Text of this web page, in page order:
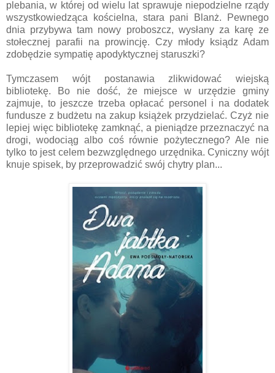
plebania, w której od wielu lat sprawuje niepodzielne rządy
wszystkowiedząca kościelna, stara pani Blanż. Pewnego
dnia przybywa tam nowy proboszcz, wysłany za karę ze
stołecznej parafii na prowincję. Czy młody ksiądz Adam
zdobędzie sympatię apodyktycznej staruszki?
Tymczasem wójt postanawia zlikwidować wiejską
bibliotekę. Bo nie dość, że miejsce w urzędzie gminy
zajmuje, to jeszcze trzeba opłacać personel i na dodatek
fundusze z budżetu na zakup książek przydzielać. Czyż nie
lepiej więc bibliotekę zamknąć, a pieniądze przeznaczyć na
drogi, wodociąg albo coś równie pożytecznego? Ale nie
tylko to jest celem bezwzględnego urzędnika. Cyniczny wójt
knuje spisek, by przeprowadzić swój chytry plan...